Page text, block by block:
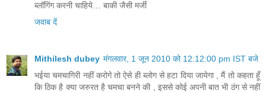
ब्लॉगिंग करनी चाहिये… बाकी जैसी मर्जी
जवाब दें
Mithilesh dubey मंगलवार, 1 जून 2010 को 12:12:00 pm IST बजे
भईया चमचागिरी नहीं करोगे तो ऐसे ही ब्लोग से हटा दिया जायेगा , मैं तो कहता हूँ
कि ठिक है क्या जरुरत है चमचा बनने की , इससे कोई अपनी बात भी ठंग से नहीं